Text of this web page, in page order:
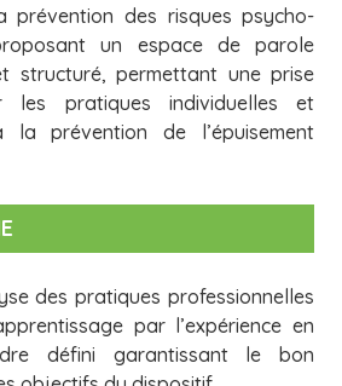
prévention des risques psycho-
un espace de parole
structuré, permettant une prise
les pratiques individuelles et
la prévention de l’épuisement
des pratiques professionnelles
par l’expérience en
défini garantissant le bon